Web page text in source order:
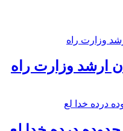
ارشد وزارت راه